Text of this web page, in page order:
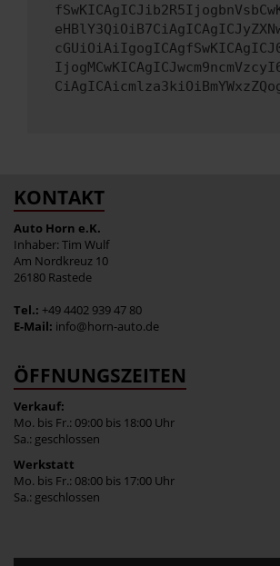
KONTAKT
Auto Horn e.K.
Inhaber: Tim Wulf
Am Nordkreuz 10
26180 Rastede
Tel.: +49 4402 939 47 80
E-Mail: info@horn-auto.de
ÖFFNUNGSZEITEN
Verkauf:
Mo. bis Fr.: 09:00 bis 18:00 Uhr
Sa.: geschlossen
Werkstatt
Mo. bis Fr.: 08:00 bis 17:00 Uhr
Sa.: geschlossen